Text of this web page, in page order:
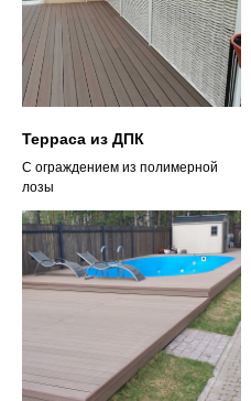
Терраса из ДПК
С ограждением из полимерной
лозы